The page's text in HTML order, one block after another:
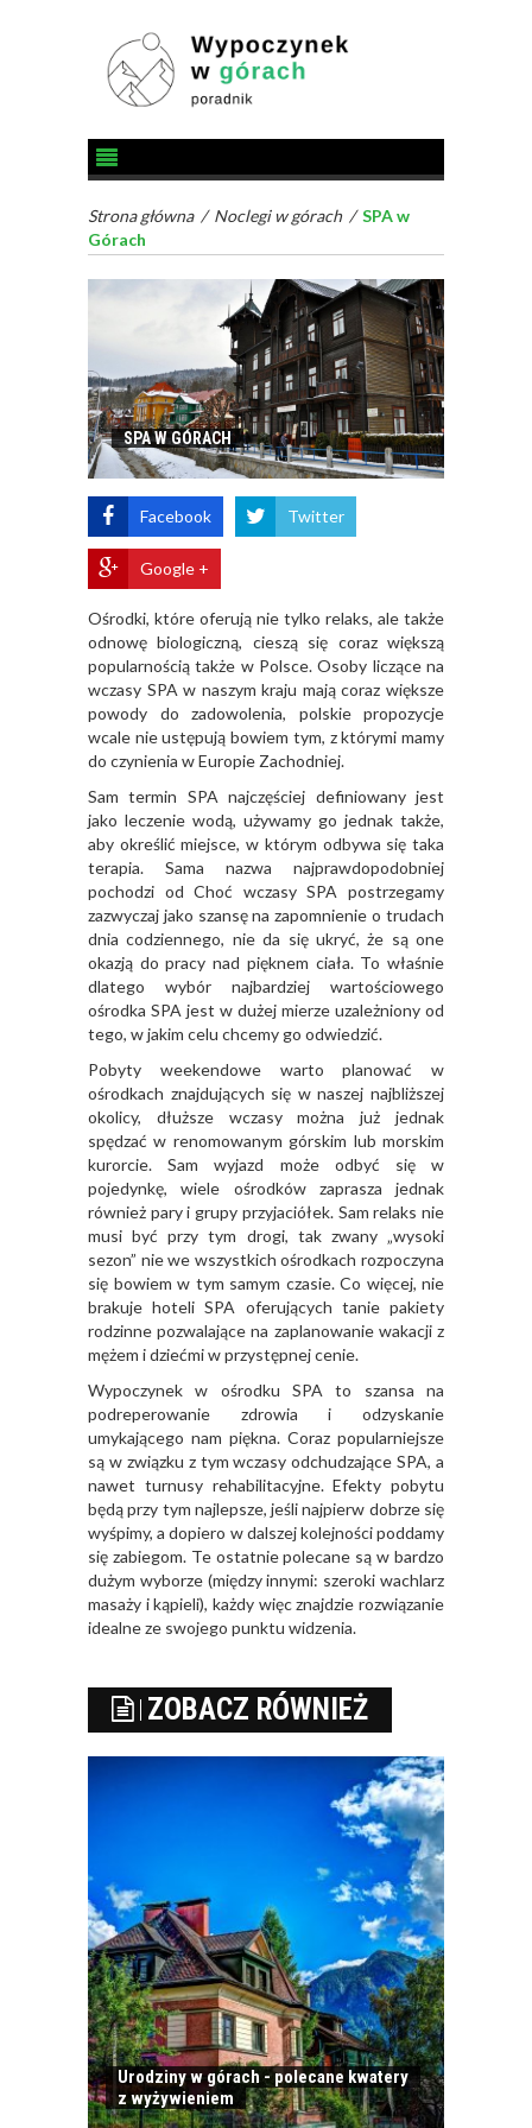
Strona główna / Noclegi w górach /SPA w
Górach
SPA W GÓRACH
Facebook Twitter
Google +
Ośrodki, które oferują nie tylko relaks, ale także
odnowę biologiczną, cieszą się coraz większą
popularnością także w Polsce. Osoby liczące na
wczasy SPA w naszym kraju mają coraz większe
powody do zadowolenia, polskie propozycje
wcale nie ustępują bowiem tym, z którymi mamy
do czynienia w Europie Zachodniej.
Sam termin SPA najczęściej definiowany jest
jako leczenie wodą, używamy go jednak także,
aby określić miejsce, w którym odbywa się taka
terapia. Sama nazwa najprawdopodobniej
pochodzi od Choć wczasy SPA postrzegamy
zazwyczaj jako szansę na zapomnienie o trudach
dnia codziennego, nie da się ukryć, że są one
okazją do pracy nad pięknem ciała. To właśnie
dlatego wybór najbardziej wartościowego
ośrodka SPA jest w dużej mierze uzależniony od
tego, w jakim celu chcemy go odwiedzić.
Pobyty weekendowe warto planować w
ośrodkach znajdujących się w naszej najbliższej
okolicy, dłuższe wczasy można już jednak
spędzać w renomowanym górskim lub morskim
kurorcie. Sam wyjazd może odbyć się w
pojedynkę, wiele ośrodków zaprasza jednak
również pary i grupy przyjaciółek. Sam relaks nie
musi być przy tym drogi, tak zwany „wysoki
sezon” nie we wszystkich ośrodkach rozpoczyna
się bowiem w tym samym czasie. Co więcej, nie
brakuje hoteli SPA oferujących tanie pakiety
rodzinne pozwalające na zaplanowanie wakacji z
mężem i dziećmi w przystępnej cenie.
Wypoczynek w ośrodku SPA to szansa na
podreperowanie zdrowia i odzyskanie
umykającego nam piękna. Coraz popularniejsze
są w związku z tym wczasy odchudzające SPA, a
nawet turnusy rehabilitacyjne. Efekty pobytu
będą przy tym najlepsze, jeśli najpierw dobrze się
wyśpimy, a dopiero w dalszej kolejności poddamy
się zabiegom. Te ostatnie polecane są w bardzo
dużym wyborze (między innymi: szeroki wachlarz
masaży i kąpieli), każdy więc znajdzie rozwiązanie
idealne ze swojego punktu widzenia.
ZOBACZ RÓWNIEŻ
Urodziny w górach - polecane kwatery
z wyżywieniem